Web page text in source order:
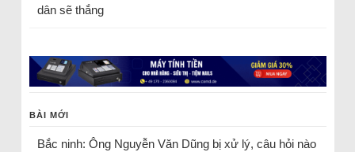
dân sẽ thắng
BÀI MỚI
Bắc ninh: Ông Nguyễn Văn Dũng bị xử lý, câu hỏi nào